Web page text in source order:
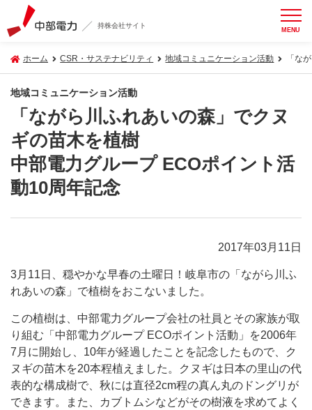
持株会社サイト MENU
ホーム CSR・サステナビリティ 地域コミュニケーション活動 「な
地域コミュニケーション活動
「ながら川ふれあいの森」でクヌ
ギの苗木を植樹
中部電力グループ ECOポイント活
動10周年記念
2017年03月11日
3月11日、穏やかな早春の土曜日！岐阜市の「ながら川ふ
れあいの森」で植樹をおこないました。
この植樹は、中部電力グループ会社の社員とその家族が取
り組む「中部電力グループ ECOポイント活動」を2006年
7月に開始し、10年が経過したことを記念したもので、ク
ヌギの苗木を20本程植えました。クヌギは日本の里山の代
表的な構成樹で、秋には直径2cm程の真ん丸のドングリが
できます。また、カブトムシなどがその樹液を求めてよく